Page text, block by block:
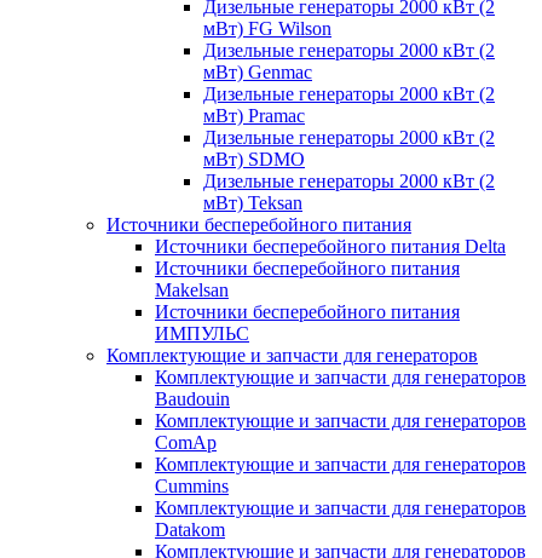
Дизельные генераторы 2000 кВт (2
мВт) FG Wilson
Дизельные генераторы 2000 кВт (2
мВт) Genmac
Дизельные генераторы 2000 кВт (2
мВт) Pramac
Дизельные генераторы 2000 кВт (2
мВт) SDMO
Дизельные генераторы 2000 кВт (2
мВт) Teksan
Источники бесперебойного питания
Источники бесперебойного питания Delta
Источники бесперебойного питания
Makelsan
Источники бесперебойного питания
ИМПУЛЬС
Комплектующие и запчасти для генераторов
Комплектующие и запчасти для генераторов
Baudouin
Комплектующие и запчасти для генераторов
ComAp
Комплектующие и запчасти для генераторов
Cummins
Комплектующие и запчасти для генераторов
Datakom
Комплектующие и запчасти для генераторов